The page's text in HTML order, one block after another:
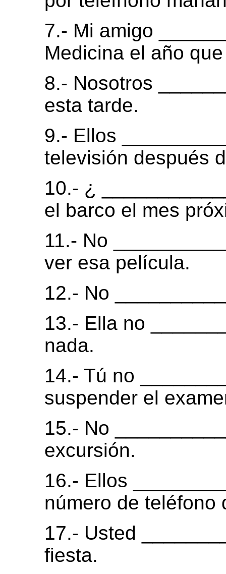
7.- Mi amigo
Medicina el año
8.- Nosotros
esta tarde.
9.- Ellos
televisión después
10.- ¿
el barco el mes
11.- No
ver esa película.
12.- No
13.- Ella no
nada.
14.- Tú no
suspender el
15.- No
excursión.
16.- Ellos
número de teléfono
17.- Usted
fiesta.